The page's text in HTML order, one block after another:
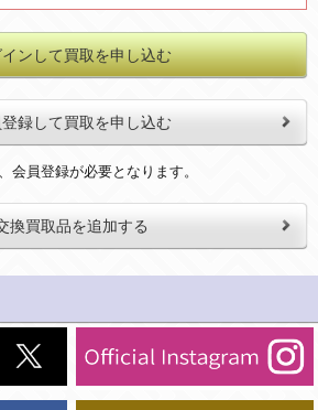
ンして買取を申し込む
録して買取を申し込む
会員登録が必要となります。
換買取品を追加する